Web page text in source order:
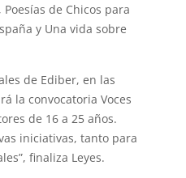
de Chicos para
y Una vida sobre
de Ediber, en las
la convocatoria Voces
de 16 a 25 años.
iniciativas, tanto para
finaliza Leyes.